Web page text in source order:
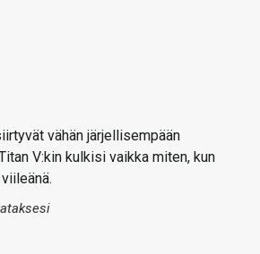
vähän järjellisempään
V:kin kulkisi vaikka miten, kun